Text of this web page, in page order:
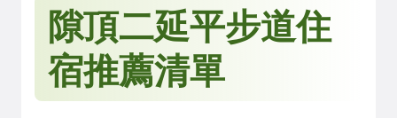
隙頂二延平步道住
宿推薦清單